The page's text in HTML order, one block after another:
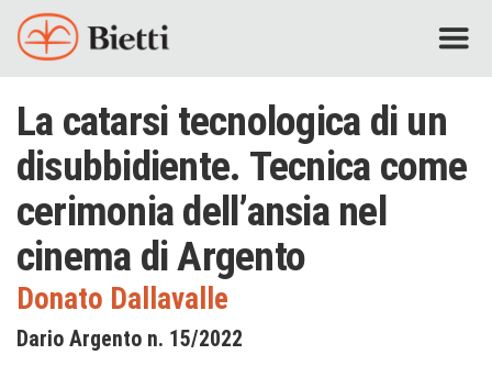
La catarsi tecnologica di un
disubbidiente. Tecnica come
cerimonia dell’ansia nel
cinema di Argento
Donato Dallavalle
Dario Argento n. 15/2022